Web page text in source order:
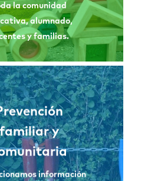
la comunidad
alumnado,
y familias.
largo de todo el curso
escolar.
Ver infografía
y
información
y asesorar a las
sobre la realidad de
y su abordaje.
de estrategias de
afrontamiento ante